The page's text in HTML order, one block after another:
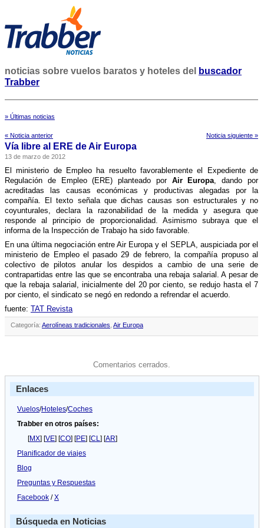
noticias sobre vuelos baratos y hoteles del
buscador
Trabber
» Últimas noticias
« Noticia anterior Noticia siguiente »
Ví­a libre al ERE de Air Europa
13 de marzo de 2012
El ministerio de Empleo ha resuelto favorablemente el Expediente de
Regulación de Empleo (ERE) planteado por Air Europa, dando por
acreditadas las causas económicas y productivas alegadas por la
compañí­a. El texto señala que dichas causas son estructurales y no
coyunturales, declara la razonabilidad de la medida y asegura que
responde al principio de proporcionalidad. Asimismo subraya que el
informa de la Inspección de Trabajo ha sido favorable.
En una última negociación entre Air Europa y el SEPLA, auspiciada por el
ministerio de Empleo el pasado 29 de febrero, la compañí­a propuso al
colectivo de pilotos anular los despidos a cambio de una serie de
contrapartidas entre las que se encontraba una rebaja salarial. A pesar de
que la rebaja salarial, inicialmente del 20 por ciento, se redujo hasta el 7
por ciento, el sindicato se negó en redondo a refrendar el acuerdo.
fuente: TAT Revista
Categoría: Aerolíneas tradicionales Air Europa
Comentarios cerrados.
Enlaces
Vuelos/Hoteles/Coches
Trabber en otros países:
[MX] [VE] [CO] [PE] [CL] [AR]
Planificador de viajes
Blog
Preguntas y Respuestas
Facebook /X
Búsqueda en Noticias